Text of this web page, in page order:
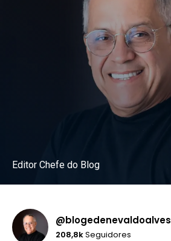
Editor Chefe do Blog
Instagram
@blogedenevaldoalves
208,8kSeguidores